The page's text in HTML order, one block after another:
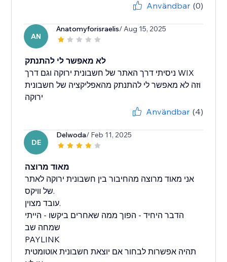
Användbar (0)
AN
Anatomyforisraelis/ Aug 15, 2025
לא מאפשר לי להתנתק
ניסיתי דרך האתר של חשבונית ירוקה וגם דרך WIX
וזה לא מאפשר לי להתנתק מהאפליקציה של חשבונית
Användbar (4)
DE
Delwoda/ Feb 11, 2025
מאוד מרוצה
אני מאוד מרוצה מהחיבור בין חשבונית ירוקה לאתר
של וויקס.
עובד מצוין.
הדבר היחיד - הפוך ממה שאחרים ביקשו - הייתי
שמחה שב
PAYLINK
תהיה אפשרות לבחור אם יוצאת חשבונית אוטומטית